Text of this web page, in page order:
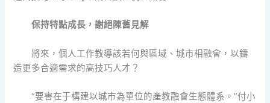
保持特點成長，謝絕陳舊見解
將來，個人工作教導該若何與區域、城市相融會，以鑄
造更多合適需求的高技巧人才？
“要害在于構建以城市為單位的產教融會生態體系。”付小